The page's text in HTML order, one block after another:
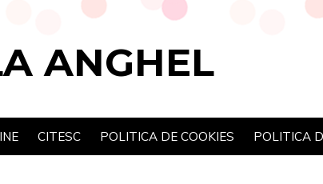
ANGHEL
CITESC POLITICA DE COOKIES POLITICA